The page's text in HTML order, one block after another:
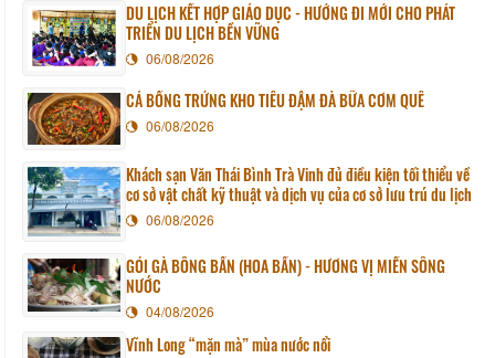
DU LỊCH KẾT HỢP GIÁO DỤC - HƯỚNG ĐI MỚI CHO PHÁT
TRIỂN DU LỊCH BỀN VỮNG
06/08/2026
CÁ BỐNG TRỨNG KHO TIÊU ĐẬM ĐÀ BỮA CƠM QUÊ
06/08/2026
Khách sạn Văn Thái Bình Trà Vinh đủ điều kiện tối thiểu về
cơ sở vật chất kỹ thuật và dịch vụ của cơ sở lưu trú du lịch
06/08/2026
GỎI GÀ BÔNG BẦN (HOA BẦN) - HƯƠNG VỊ MIỀN SÔNG
NƯỚC
04/08/2026
Vĩnh Long “mặn mà” mùa nước nổi